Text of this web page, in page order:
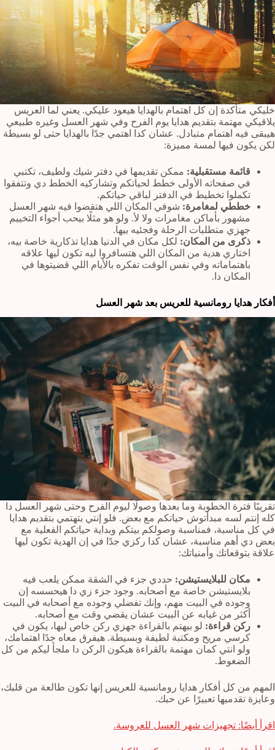
خليكي متأكدة إن كل اهتمام بالهدايا هيعود عليكي. يعني لما العريس
يلاقيكي مهتمة بتقديم هدايا يوم الفرح وفي شهر العسل وغيره طبيعي
هيبقى فيه اهتمام متبادل. عشان كدا اهتمي جدًا بالهدايا حتى لو بسيطة
لكن يكون فيها لمسة مميزة:
قائمة مستقبلية: ممكن تقديمها في دفتر شيك ولطيف، تكتبي
في صفحاته الأولى خطط لحياتكم وتشاركيه الخطط دي وتتفقوا
تكملوا تخطيط في الدفتر لباقي حياتكم.
خططي لمغامرة: شوفي المكان اللي هتقضوا فيه شهر العسل
مشهور بأماكن مغامرات ولا لأ. ولو هو مثلًا بيحب أجواء التخييم
جهزي متطلبات الرحلة وفجئيه بيها.
ذكرى من المكان: لكل مكان في الدنيا هدايا تذكارية خاصة بيه،
اختاري هدية من المكان اللي هتسافروا ليه تكون ليها علاقه
باهتماماته وفي نفس الوقت تفكره بالأيام اللي قضيتوها في
المكان دا.
أفكار هدايا رومانسية للعريس بعد شهر العسل
تقريبًا فترة الخطوبة وما بعدها وصولًا ليوم الفرح وحتى شهر العسل دا
كله إنتم لسه مبدأتوش حياتكم مع بعض. فلو إنتي بتهتمي بتقديم هدايا
في كل مناسبة، فمناسبة وصولكم بيتكم وبداية حياتكم الفعلية مع
بعض دي أهم مناسبة، عشان كدا ركزي جدًا في إن الهدية تكون ليها
علاقة بتوقعاتك وأمنياتك:
مكان للبلايستيشن: حددي جزء في الشقة ممكن يلعب فيه
بلايستيشن خاصة مع أصحابه. وجود جزء زي دا هيحسسه إن
وجوده في البيت مهم، وإنك تفضلي وجوده مع أصحابه في البيت
أكثر من غيابه عن البيت عشان يقضي وقت مع أصحابه.
ركن قراءة: لو بيهتم بالقراءة جهزي ركن خاص ليها، يكون في
كرسي مريح ومكتبة لطيفة وبسيطة. هيفرق معاه جدًا اهتمامك،
ولو انتي كمان مهتمة بالقراءة هيكون الركن دا ملجأ ليكم من كل
الضغوط.
المهم من كل أفكار هدايا رومانسية للعريس إنها تكون طالعة من قلبك،
وعايزة تقدميها تعبيرًا عن حبك.
اقرأ أيضًا: تجهيزات شهر العسل للعروسة.